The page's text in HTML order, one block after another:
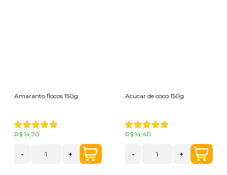
Amaranto flocos 150g
R$ 14,70
- +
Acucar de coco 150g
R$ 14,40
- +